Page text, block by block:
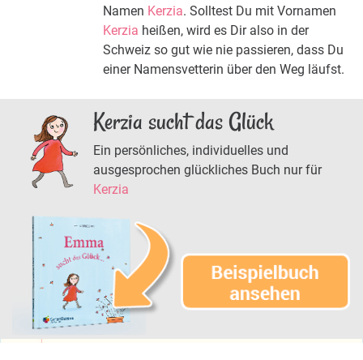
Namen Kerzia. Solltest Du mit Vornamen
Kerzia heißen, wird es Dir also in der
Schweiz so gut wie nie passieren, dass Du
einer Namensvetterin über den Weg läufst.
Kerzia sucht das Glück
Ein persönliches, individuelles und
ausgesprochen glückliches Buch nur für
Kerzia